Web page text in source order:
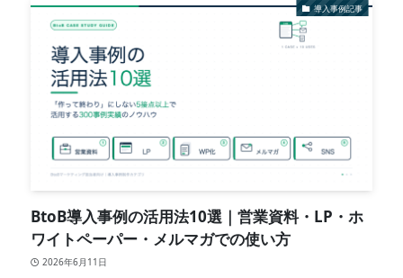
導入事例記事
BtoB導入事例の活用法10選｜営業資料・LP・ホ
ワイトペーパー・メルマガでの使い方
2026年6月11日